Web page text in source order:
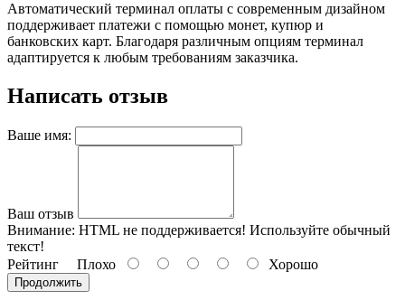
Автоматический терминал оплаты с современным дизайном
поддерживает платежи с помощью монет, купюр и
банковских карт. Благодаря различным опциям терминал
адаптируется к любым требованиям заказчика.
Написать отзыв
Ваше имя:
Ваш отзыв
Внимание: HTML не поддерживается! Используйте обычный
текст!
Рейтинг Плохо Хорошо
Продолжить